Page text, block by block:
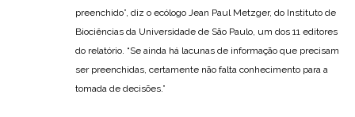
preenchido”, diz o ecólogo Jean Paul Metzger, do Instituto de
Biociências da Universidade de São Paulo, um dos 11 editores
do relatório. “Se ainda há lacunas de informação que precisam
ser preenchidas, certamente não falta conhecimento para a
tomada de decisões.”